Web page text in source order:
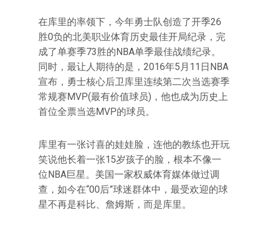
在库里的率领下，今年勇士队创造了开季26
胜0负的北美职业体育历史最佳开局纪录，完
成了单赛季73胜的NBA单季最佳战绩纪录。
同时，最让人期待的是，2016年5月11日NBA
宣布，勇士核心后卫库里连续第二次当选赛季
常规赛MVP(最有价值球员)，他也成为历史上
首位全票当选MVP的球员。
库里有一张讨喜的娃娃脸，连他的教练也开玩
笑说他长着一张15岁孩子的脸，根本不像一
位NBA巨星。美国一家权威体育媒体做过调
查，如今在“00后”球迷群体中，最受欢迎的球
星不再是科比、詹姆斯，而是库里。